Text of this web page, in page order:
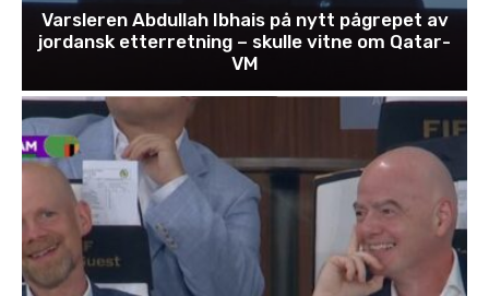
Varsleren Abdullah Ibhais på nytt pågrepet av
jordansk etterretning – skulle vitne om Qatar-
VM